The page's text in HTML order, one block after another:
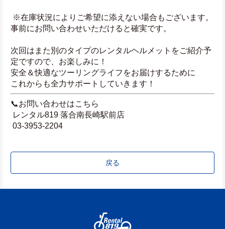
事前にお問い合わせいただけると確実です。
次回はまた別のタイプのレンタルヘルメットをご紹介予
定ですので、お楽しみに！
安全＆快適なツーリングライフをお届けするために
これからも全力サポートしていきます！
📞お問い合わせはこちら
レンタル819 落合南長崎駅前店
03-3953-2204
戻る